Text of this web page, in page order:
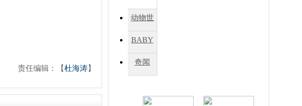
责任编辑：【杜海涛】
动物世
BABY
秀
奇闻